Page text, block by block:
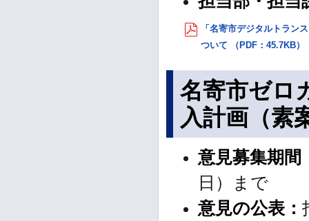
「名寄市デジタルトラン
ついて （PDF：45.7KB）
名寄市ゼロ
入計画（素
意見募集期間
日）まで
意見の公表：